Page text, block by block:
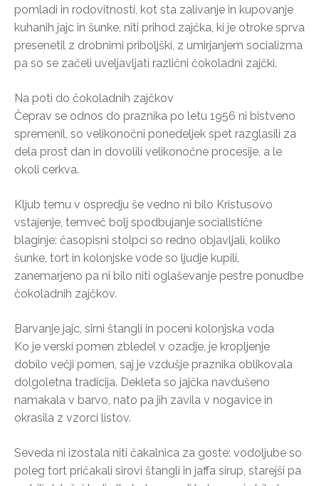
pomladi in rodovitnosti, kot sta zalivanje in kupovanje
kuhanih jajc in šunke, niti prihod zajčka, ki je otroke sprva
presenetil z drobnimi priboljški, z umirjanjem socializma
pa so se začeli uveljavljati različni čokoladni zajčki.
Na poti do čokoladnih zajčkov
Čeprav se odnos do praznika po letu 1956 ni bistveno
spremenil, so velikonočni ponedeljek spet razglasili za
dela prost dan in dovolili velikonočne procesije, a le
okoli cerkva.
Kljub temu v ospredju še vedno ni bilo Kristusovo
vstajenje, temveč bolj spodbujanje socialistične
blaginje: časopisni stolpci so redno objavljali, koliko
šunke, tort in kolonjske vode so ljudje kupili,
zanemarjeno pa ni bilo niti oglaševanje pestre ponudbe
čokoladnih zajčkov.
Barvanje jajc, sirni štangli in poceni kolonjska voda
Ko je verski pomen zbledel v ozadje, je kropljenje
dobilo večji pomen, saj je vzdušje praznika oblikovala
dolgoletna tradicija. Dekleta so jajčka navdušeno
namakala v barvo, nato pa jih zavila v nogavice in
okrasila z vzorci listov.
Seveda ni izostala niti čakalnica za goste: vodoljube so
poleg tort pričakali sirovi štangli in jaffa sirup, starejši pa